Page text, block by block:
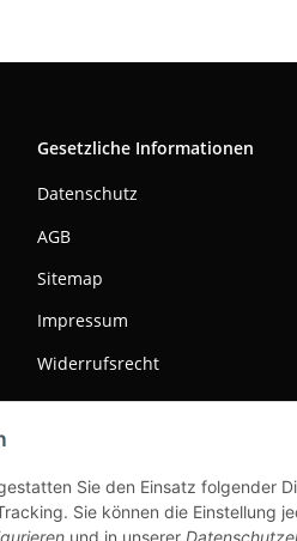
Sie den Einsatz folgender
Sie können die Einstellung
Gesetzliche Informationen
Datenschutz
AGB
Sitemap
Impressum
Widerrufsrecht